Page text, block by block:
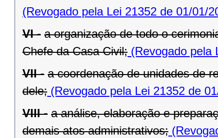
(Revogado pela Lei 21352 de 01/01/
VI - a organização de todo o
Chefe da Casa Civil; (Revogado pela
VII - a coordenação de unidades de
dele; (Revogado pela Lei 21352 de
VIII - a análise, elaboração e
demais atos administrativos;